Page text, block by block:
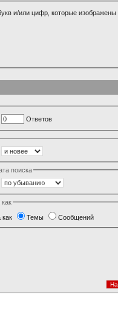
и/или цифр, которые изображены
Ответов
поиска
как Темы Сообщений